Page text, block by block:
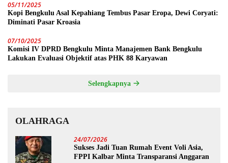
05/11/2025
Kopi Bengkulu Asal Kepahiang Tembus Pasar Eropa, Dewi Coryati:
Diminati Pasar Kroasia
07/10/2025
Komisi IV DPRD Bengkulu Minta Manajemen Bank Bengkulu
Lakukan Evaluasi Objektif atas PHK 88 Karyawan
Selengkapnya
OLAHRAGA
24/07/2026
Sukses Jadi Tuan Rumah Event Voli Asia,
FPPI Kalbar Minta Transparansi Anggaran